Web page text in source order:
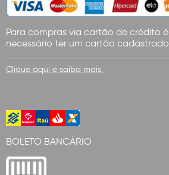
Para compras via cartão de crédito é
necessário ter um cartão cadastrado.
Clique aqui e saiba mais.
BOLETO BANCÁRIO